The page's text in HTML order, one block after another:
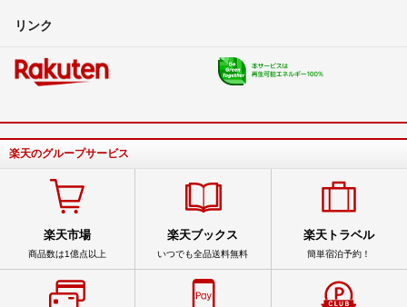
リンク
楽天のグループサービス
楽天市場
商品数は1億点以上
楽天ブックス
いつでも全品送料無料
楽天トラベル
簡単宿泊予約！